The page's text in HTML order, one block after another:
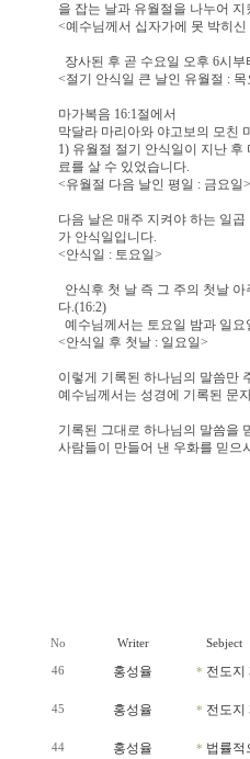
을 잡는 날과 유월절을 나누어 지
<예수님께서 십자가에 못 박히
장사된 후 곧 수요일 오후 6시
<절기 안식일 큰 날인 유월절 : 목
마가복음 16:1절에서
막달라 마리아와 야고보의 모친
1) 유월절 절기 안식일이 지난
료를 살 수 있었습니다.
<유월절 다음 날인 평일 : 금요일>
다음 날은 매주 지켜야 하는 일
가 안식일입니다.
<안식일 : 토요일>
안식후 첫 날 즉 그 주의 첫날
다.(16:2)
예수님께서는 토요일 밤과 일
<안식일 후 첫날 : 일요일>
이렇게 기록된 하나님의 말씀만
예수님께서는 성경에 기록된 문
기록된 그대로 하나님의 말씀을
사람들이 만들어 낸 우화를 믿으
No Writer Sebject
46 홍성율 * 전도지
45 홍성율 * 전도지
44 홍성율 * 법률적